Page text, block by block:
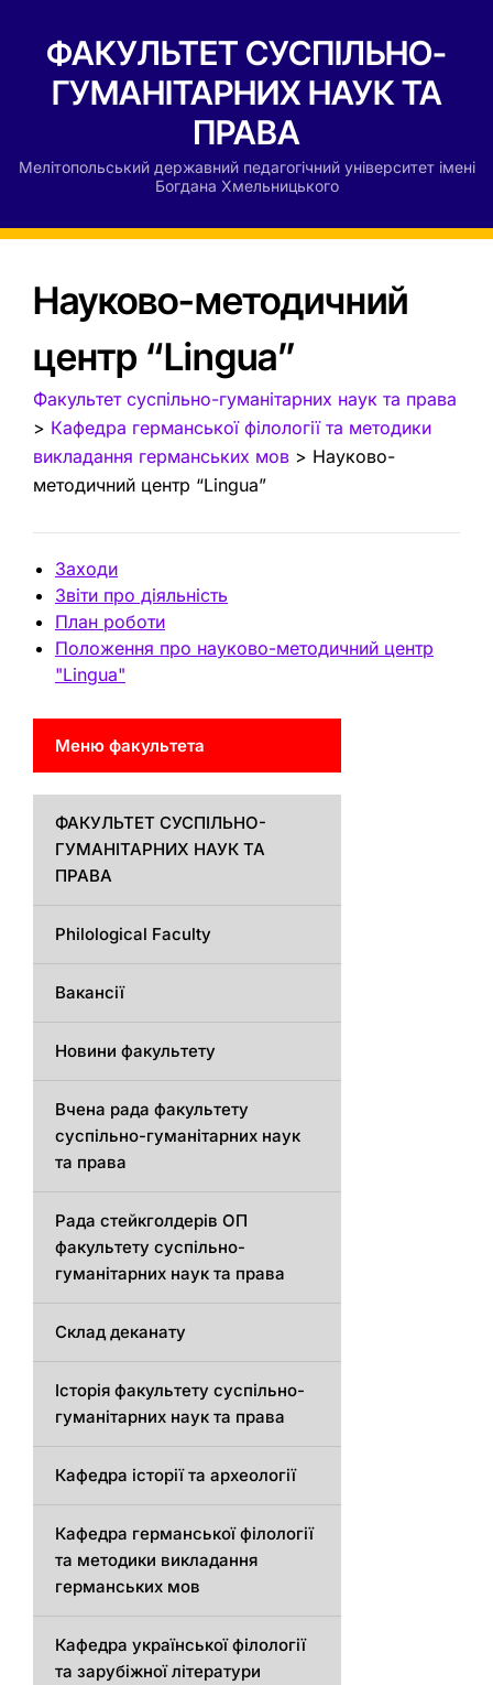
ФАКУЛЬТЕТ СУСПІЛЬНО-
ГУМАНІТАРНИХ НАУК ТА
ПРАВА
Мелітопольський державний педагогічний університет імені
Богдана Хмельницького
Науково-методичний
центр “Lingua”
Факультет суспільно-гуманітарних наук та права
> Кафедрa германської філології та методики
викладання германських мов > Науково-
методичний центр “Lingua”
Заходи
Звіти про діяльність
План роботи
Положення про науково-методичний центр
"Lingua"
Меню факультета
ФАКУЛЬТЕТ СУСПІЛЬНО-
ГУМАНІТАРНИХ НАУК ТА
ПРАВА
Philological Faculty
Вакансії
Новини факультету
Вчена рада факультету
суспільно-гуманітарних наук
та права
Рада стейкголдерів ОП
факультету суспільно-
гуманітарних наук та права
Склад деканату
Історія факультету суспільно-
гуманітарних наук та права
Кафедра історії та археології
Кафедрa германської філології
та методики викладання
германських мов
Кафедра української філології
та зарубіжної літератури